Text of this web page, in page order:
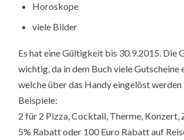
Horoskope
viele Bilder
Es hat eine Gültigkeit bis 30.9.2015. Die
wichtig, da in dem Buch viele Gutscheine
welche über das Handy eingelöst werden
Beispiele:
2 für 2 Pizza, Cocktail, Therme, Konzert,
5% Rabatt oder 100 Euro Rabatt auf